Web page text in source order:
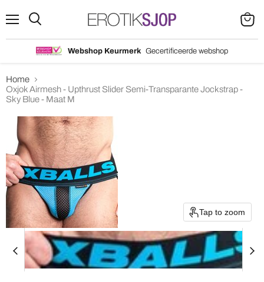
Webshop Keurmerk Gecertificeerde webshop
cart
Home
Oxjok Airmesh - Upthrust Slider Semi-Transparante Jockstrap -
Sky Blue - Maat M
Tap to zoom